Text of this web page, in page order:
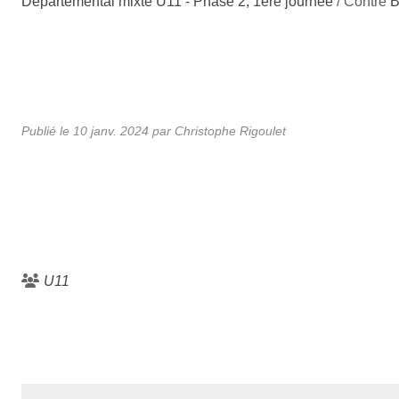
Publié le 10 janv. 2024 par Christophe Rigoulet
U11